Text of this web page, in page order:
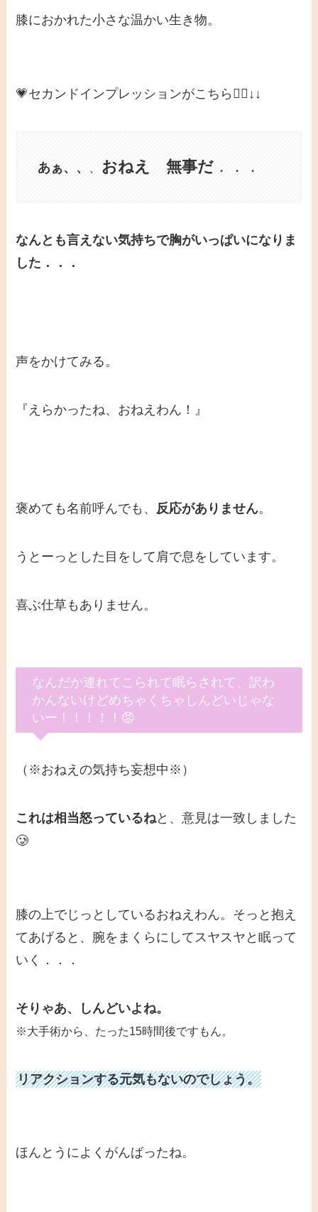
膝におかれた小さな温かい生き物。
💗セカンドインプレッションがこちら👇🏻↓↓
あぁ、、 、 おねえ 無事だ ．．．
なんとも言えない気持ちで胸がいっぱいになりま
した．．．
声をかけてみる。
『えらかったね、おねえわん！』
褒めても名前呼んでも、 反応がありません。
うとーっとした目をして肩で息をしています。
喜ぶ仕草もありません。
なんだか連れてこられて眠らされて、訳わ
かんないけどめちゃくちゃしんどいじゃな
いー！！！！！😡
（※おねえの気持ち妄想中※）
これは相当怒っているねと、意見は一致しました
🥲
膝の上でじっとしているおねえわん。そっと抱え
てあげると、腕をまくらにしてスヤスヤと眠って
いく．．．
そりゃあ、しんどいよね。
※大手術から、たった15時間後ですもん。
リアクションする元気もないのでしょう。
ほんとうによくがんばったね。